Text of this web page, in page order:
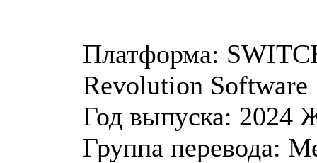
Платформа:
Revolution Software
Год выпуска: 2024
Группа перевода: